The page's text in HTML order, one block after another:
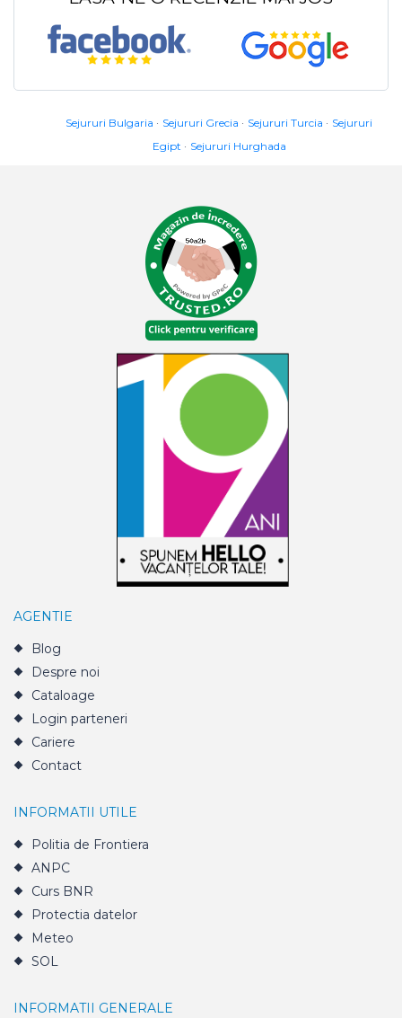
Sejururi Bulgaria Sejururi Grecia Sejururi Turcia
Sejururi
Egipt
Sejururi Hurghada
AGENTIE
Blog
Despre noi
Cataloage
Login parteneri
Cariere
Contact
INFORMATII UTILE
Politia de Frontiera
ANPC
Curs BNR
Protectia datelor
Meteo
SOL
INFORMATII GENERALE